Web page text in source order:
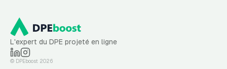
L'expert du DPE projeté en ligne
© DPEboost 2026